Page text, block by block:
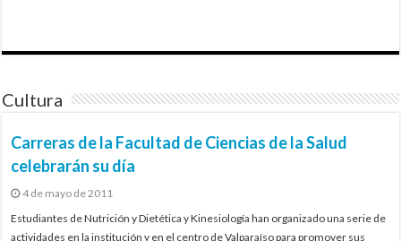
Cultura
Carreras de la Facultad de Ciencias de la Salud
celebrarán su día
4 de mayo de 2011
Estudiantes de Nutrición y Dietética y Kinesiología han organizado una serie de
actividades en la institución y en el centro de Valparaíso para promover sus